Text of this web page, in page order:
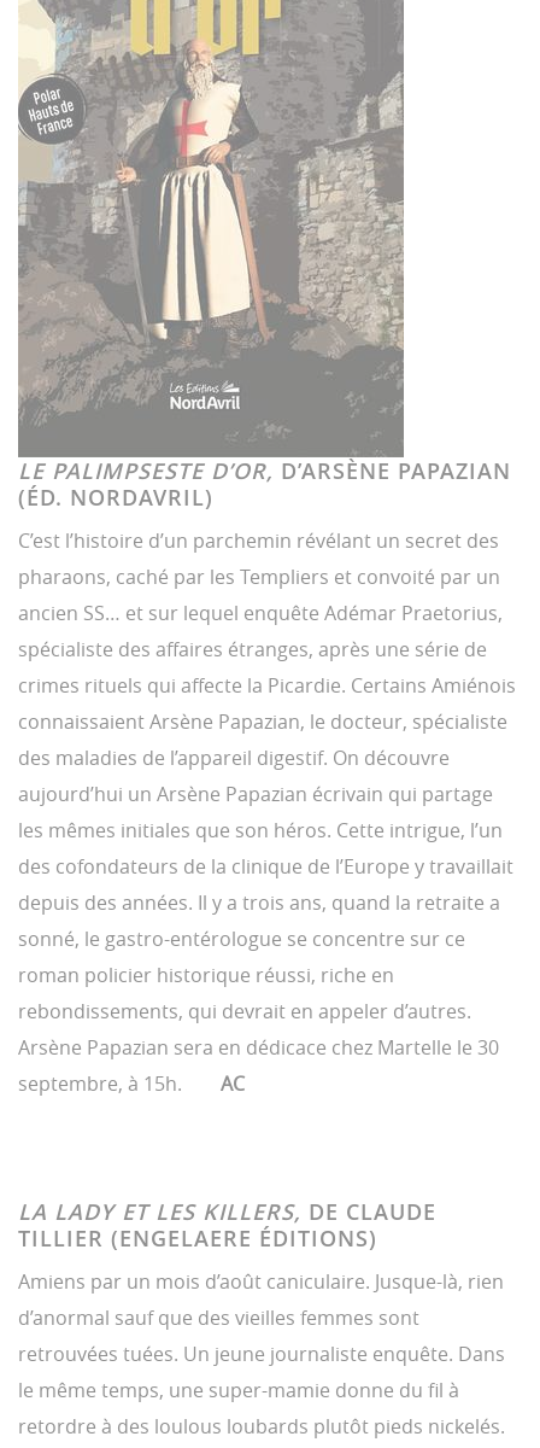
LE PALIMPSESTE D’OR, D’ARSÈNE PAPAZIAN
(ÉD. NORDAVRIL)
C’est l’histoire d’un parchemin révélant un secret des
pharaons, caché par les Templiers et convoité par un
ancien SS… et sur lequel enquête Adémar Praetorius,
spécialiste des affaires étranges, après une série de
crimes rituels qui affecte la Picardie. Certains Amiénois
connaissaient Arsène Papazian, le docteur, spécialiste
des maladies de l’appareil digestif. On découvre
aujourd’hui un Arsène Papazian écrivain qui partage
les mêmes initiales que son héros. Cette intrigue, l’un
des cofondateurs de la clinique de l’Europe y travaillait
depuis des années. Il y a trois ans, quand la retraite a
sonné, le gastro-entérologue se concentre sur ce
roman policier historique réussi, riche en
rebondissements, qui devrait en appeler d’autres.
Arsène Papazian sera en dédicace chez Martelle le 30
septembre, à 15h. AC
LA LADY ET LES KILLERS, DE CLAUDE
TILLIER (ENGELAERE ÉDITIONS)
Amiens par un mois d’août caniculaire. Jusque-là, rien
d’anormal sauf que des vieilles femmes sont
retrouvées tuées. Un jeune journaliste enquête. Dans
le même temps, une super-mamie donne du fil à
retordre à des loulous loubards plutôt pieds nickelés.